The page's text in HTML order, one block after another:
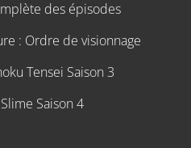
des épisodes
: Ordre de visionnage
Tensei Saison 3
Saison 4